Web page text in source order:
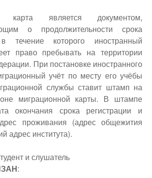
карта является документом,
о продолжительности срока
в течение которого иностранный
право пребывать на территории
При постановке иностранного
учёт по месту его учёбы
службы ставит штамп на
миграционной карты. В штампе
окончания срока регистрации и
проживания (адрес общежития
адрес института).
и слушатель
: